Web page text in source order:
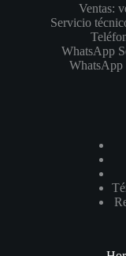
Ventas:
Servicio
WhatsApp
WhatsApp